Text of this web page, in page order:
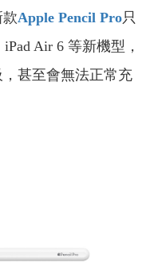
Apple Pencil Pro只
Air 6 等新機型，
甚至會無法正常充